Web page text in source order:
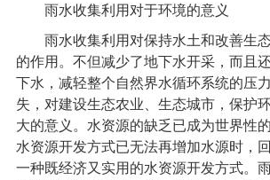
雨水收集利用对于环境的意义
雨水收集利用对保持水土和改善生
的作用。不但减少了地下水开采，而且
下水，减轻整个自然界水循环系统的压
失，对建设生态农业、生态城市，保护
大的意义。水资源的缺乏已成为世界性
水资源开发方式已无法再增加水源时，
一种既经济又实用的水资源开发方式。